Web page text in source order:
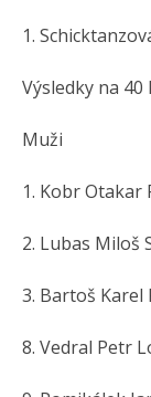
1.
Výsledky na 40
Muži
1. Kobr Otakar
2. Lubas Miloš
3. Bartoš Karel
8. Vedral Petr